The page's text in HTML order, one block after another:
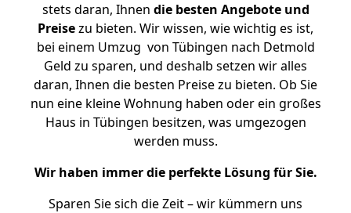
stets daran, Ihnen die besten Angebote und
Preisezu bieten. Wir wissen, wie wichtig es ist,
bei einem Umzug von Tübingen nach Detmold
Geld zu sparen, und deshalb setzen wir alles
daran, Ihnen die besten Preise zu bieten. Ob Sie
nun eine kleine Wohnung haben oder ein großes
Haus in Tübingen besitzen, was umgezogen
werden muss.
Wir haben immer die perfekte Lösung für Sie.
Sparen Sie sich die Zeit – wir kümmern uns